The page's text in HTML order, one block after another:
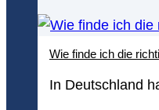
Wie finde ich die
In Deutschland